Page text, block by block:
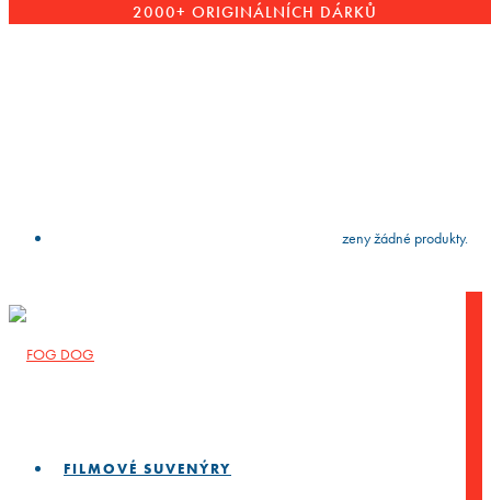
2000+ ORIGINÁLNÍCH DÁRKŮ
FILMOVÉ SUVENÝRY
press Nebyly nalezeny žádné produkty.